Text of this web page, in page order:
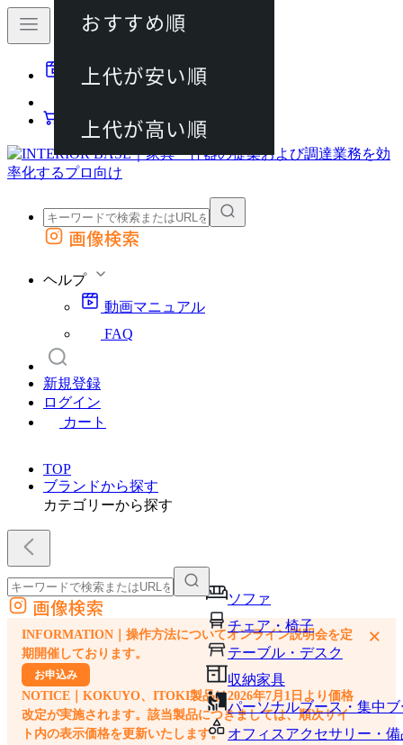
動画マニュアル
カート
外部サイトの商品をカートに追加
画像検索
ヘルプ
動画マニュアル
FAQ
新規登録
ログイン
カート
TOP
ブランドから探す
カテゴリーから探す
ソファ
チェア・椅子
テーブル・デスク
収納家具
パーソナルブース・集中
オフィスアクセサリー・備
外部サイトの商品をカートに追加
他のサイトで見つけた商品ページのURLを貼り付けて、カートに追加できます
画像検索
INFORMATION｜操作方法についてオンライン説明会を定
期開催しております。
お申込み
NOTICE｜KOKUYO、ITOKI製品は2026年7月1日より価格
改定が実施されます。該当製品につきましては、順次サイ
ト内の表示価格を更新いたします。
×
おすすめ順
上代が安い順
上代が高い順